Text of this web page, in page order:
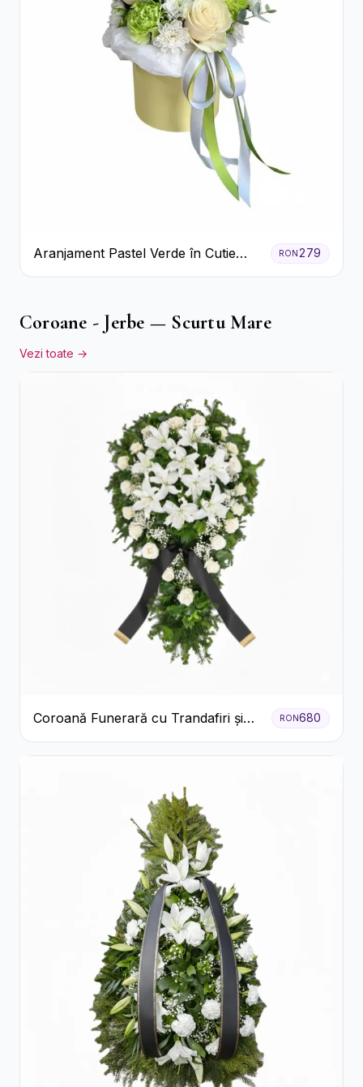
Aranjament Pastel Verde în Cutie
Galben Pal
RON279
Coroane - Jerbe — Scurtu Mare
Vezi toate →
Coroană Funerară cu Trandafiri și
Crini
RON680